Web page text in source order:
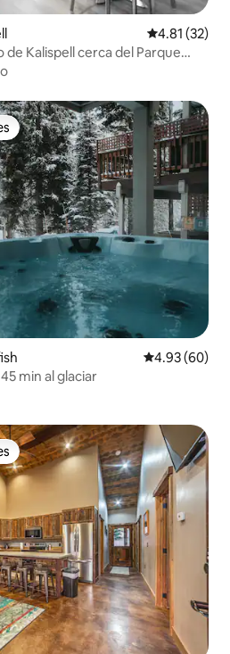
Calificación
4.81 (32)
Kalispell cerca del Parque
Calificación
4.93 (60)
min al glaciar